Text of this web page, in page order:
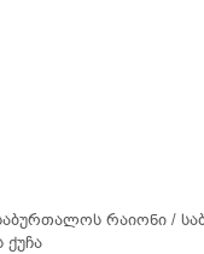
რაიონი /
ქუჩა